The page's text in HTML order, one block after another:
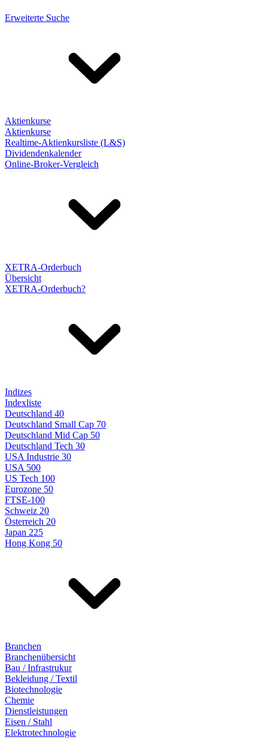
Erweiterte Suche
Aktienkurse
Aktienkurse
Realtime-Aktienkursliste (L&S)
Dividendenkalender
Online-Broker-Vergleich
XETRA-Orderbuch
Übersicht
XETRA-Orderbuch?
Indizes
Indexliste
Deutschland 40
Deutschland Small Cap 70
Deutschland Mid Cap 50
Deutschland Tech 30
USA Industrie 30
USA 500
US Tech 100
Eurozone 50
FTSE-100
Schweiz 20
Österreich 20
Japan 225
Hong Kong 50
Branchen
Branchenübersicht
Bau / Infrastrukur
Bekleidung / Textil
Biotechnologie
Chemie
Dienstleistungen
Eisen / Stahl
Elektrotechnologie